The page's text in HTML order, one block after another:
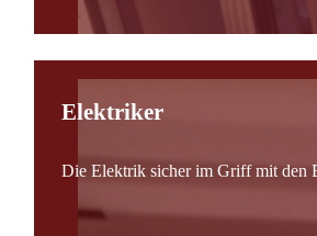
Elektriker
Die Elektrik sicher im Griff mit den